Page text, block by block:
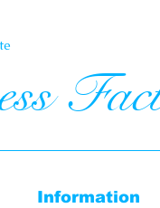
Information